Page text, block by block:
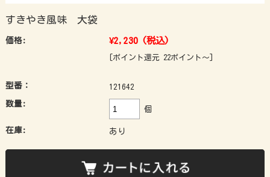
すきやき風味 大袋
価格: ¥2,230 (税込)
[ポイント還元 22ポイント～]
型番：
121642
数量:
個
在庫: あり